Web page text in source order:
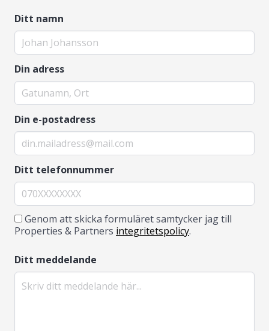
Ditt namn
Din adress
Din e-postadress
Ditt telefonnummer
Genom att skicka formuläret samtycker jag till
Properties & Partners integritetspolicy.
Ditt meddelande